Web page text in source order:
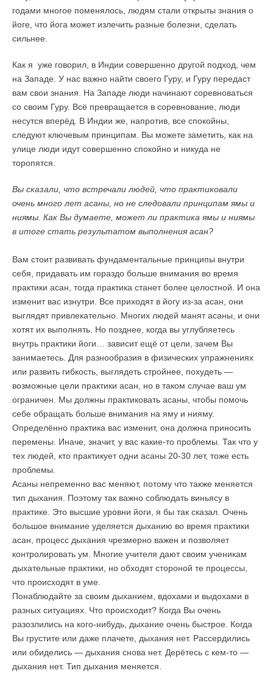
годами многое поменялось, людям стали открыты знания о
йоге, что йога может излечить разные болезни, сделать
сильнее.
Как я уже говорил, в Индии совершенно другой подход, чем
на Западе. У нас важно найти своего Гуру, и Гуру передаст
вам свои знания. На Западе люди начинают соревноваться
со своим Гуру. Всё превращается в соревнование, люди
несутся вперёд. В Индии же, напротив, все спокойны,
следуют ключевым принципам. Вы можете заметить, как на
улице люди идут совершенно спокойно и никуда не
торопятся.
Вы сказали, что встречали людей, что практиковали
очень много лет асаны, но не следовали принципам ямы и
ниямы. Как Вы думаете, может ли практика ямы и ниямы
в итоге стать результатом выполнения асан?
Вам стоит развивать фундаментальные принципы внутри
себя, придавать им гораздо больше внимания во время
практики асан, тогда практика станет более целостной. И она
изменит вас изнутри. Все приходят в йогу из-за асан, они
выглядят привлекательно. Многих людей манят асаны, и они
хотят их выполнять. Но позднее, когда вы углубляетесь
внутрь практики йоги… зависит ещё от цели, зачем Вы
занимаетесь. Для разнообразия в физических упражнениях
или развить гибкость, выглядеть стройнее, похудеть —
возможные цели практики асан, но в таком случае ваш ум
ограничен. Мы должны практиковать асаны, чтобы помочь
себе обращать больше внимания на яму и нияму.
Определённо практика вас изменит, она должна приносить
перемены. Иначе, значит, у вас какие-то проблемы. Так что у
тех людей, кто практикует одни асаны 20-30 лет, тоже есть
проблемы.
Асаны непременно вас меняют, потому что также меняется
тип дыхания. Поэтому так важно соблюдать виньясу в
практике. Это высшие уровни йоги, я бы так сказал. Очень
большое внимание уделяется дыханию во время практики
асан, процесс дыхания чрезмерно важен и позволяет
контролировать ум. Многие учителя дают своим ученикам
дыхательные практики, но обходят стороной те процессы,
что происходят в уме.
Понаблюдайте за своим дыханием, вдохами и выдохами в
разных ситуациях. Что происходит? Когда Вы очень
разозлились на кого-нибудь, дыхание очень быстрое. Когда
Вы грустите или даже плачете, дыхания нет. Рассердились
или обиделись — дыхания снова нет. Дерётесь с кем-то —
дыхания нет. Тип дыхания меняется.